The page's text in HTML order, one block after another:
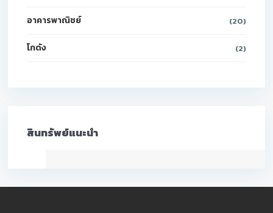
อาคารพาณิชย์ (20)
โกดัง (2)
สินทรัพย์แนะนำ